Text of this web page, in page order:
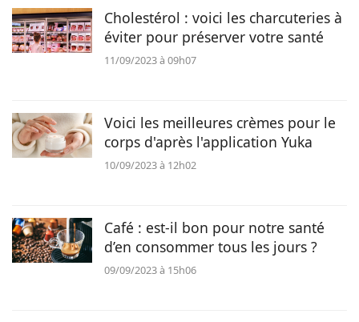
Cholestérol : voici les charcuteries à
éviter pour préserver votre santé
11/09/2023 à 09h07
Voici les meilleures crèmes pour le
corps d'après l'application Yuka
10/09/2023 à 12h02
Café : est-il bon pour notre santé
d’en consommer tous les jours ?
09/09/2023 à 15h06